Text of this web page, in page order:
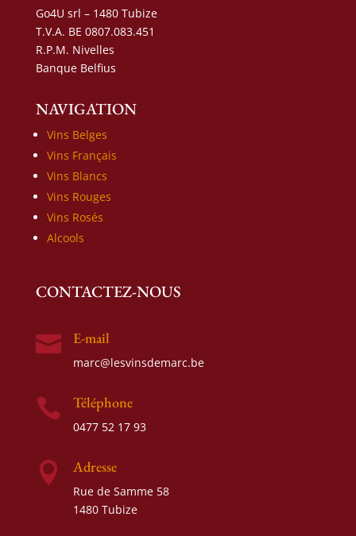
Go4U srl – 1480 Tubize
T.V.A. BE 0807.083.451
R.P.M. Nivelles
Banque Belfius
NAVIGATION
Vins Belges
Vins Français
Vins Blancs
Vins Rouges
Vins Rosés
Alcools
CONTACTEZ-NOUS
 E-mail
marc@lesvinsdemarc.be
 Téléphone
0477 52 17 93
 Adresse
Rue de Samme 58
1480 Tubize